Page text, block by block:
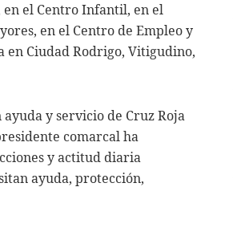
en el Centro Infantil, en el
en el Centro de Empleo y
en Ciudad Rodrigo, Vitigudino,
y servicio de Cruz Roja
comarcal ha
y actitud diaria
ayuda, protección,